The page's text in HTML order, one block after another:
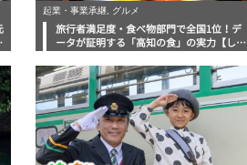
起業・事業承継, グルメ
旅行者満足度・食べ物部門で全国1位！デ
ータが証明する「高知の食」の実力【しぎ